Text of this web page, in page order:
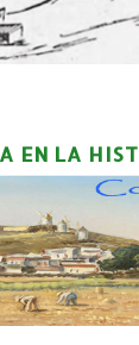
EN LA